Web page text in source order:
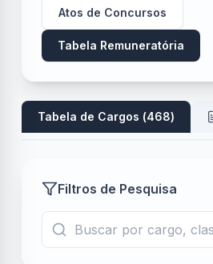
Atos de Concursos
Tabela Remuneratória
Tabela de Cargos (468)
Filtros de Pesquisa